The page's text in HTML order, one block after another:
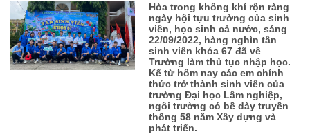
Hòa trong không khí rộn ràng
ngày hội tựu trường của sinh
viên, học sinh cả nước, sáng
22/09/2022, hàng nghìn tân
sinh viên khóa 67 đã về
Trường làm thủ tục nhập học.
Kể từ hôm nay các em chính
thức trở thành sinh viên của
trường Đại học Lâm nghiệp,
ngôi trường có bề dày truyền
thống 58 năm Xây dựng và
phát triển.